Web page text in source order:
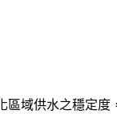
區域供水之穩定